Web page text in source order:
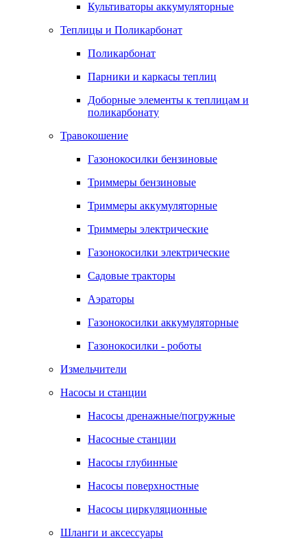
Культиваторы аккумуляторные
Теплицы и Поликарбонат
Поликарбонат
Парники и каркасы теплиц
Доборные элементы к теплицам и
поликарбонату
Травокошение
Газонокосилки бензиновые
Триммеры бензиновые
Триммеры аккумуляторные
Триммеры электрические
Газонокосилки электрические
Садовые тракторы
Аэраторы
Газонокосилки аккумуляторные
Газонокосилки - роботы
Измельчители
Насосы и станции
Насосы дренажные/погружные
Насосные станции
Насосы глубинные
Насосы поверхностные
Насосы циркуляционные
Шланги и аксессуары